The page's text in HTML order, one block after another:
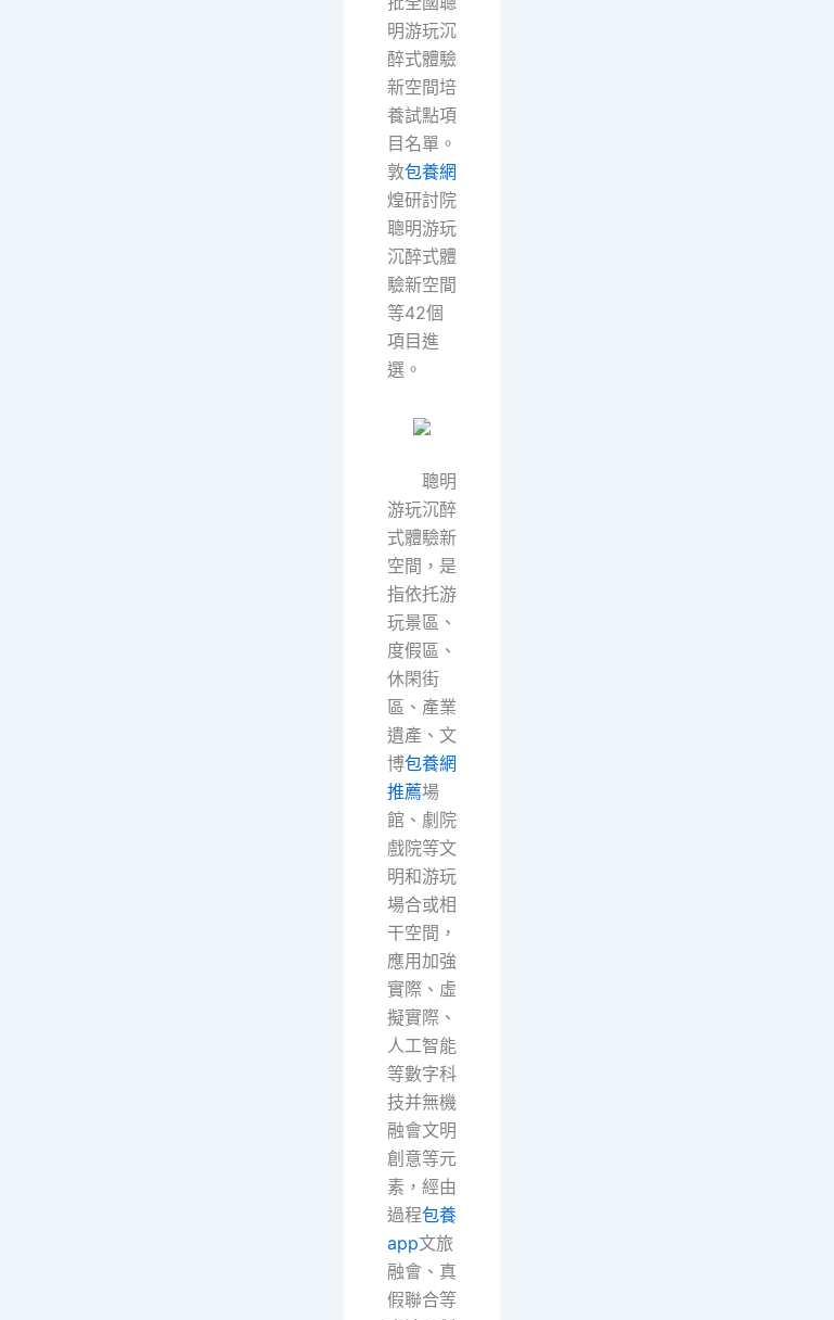
明游玩沉
醉式體驗
新空間培
養試點項
目名單。
敦包養網
煌研討院
聰明游玩
沉醉式體
驗新空間
等42個
項目進
選。
聰明
游玩沉醉
式體驗新
空間，是
指依托游
玩景區、
度假區、
休閑街
區、產業
遺產、文
博包養網
推薦場
館、劇院
戲院等文
明和游玩
場合或相
干空間，
應用加強
實際、虛
擬實際、
人工智能
等數字科
技并無機
融會文明
創意等元
素，經由
過程包養
app文旅
融會、真
假聯合等